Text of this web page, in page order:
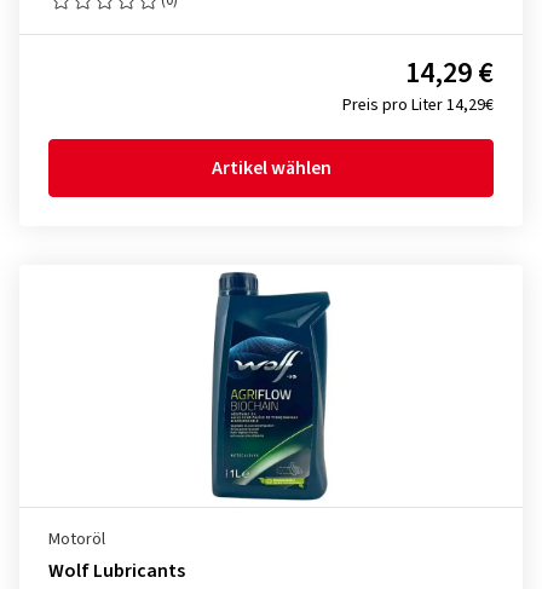
Preis pro Liter 14,29€
14,29 €
Artikel wählen
Motoröl
Wolf Lubricants